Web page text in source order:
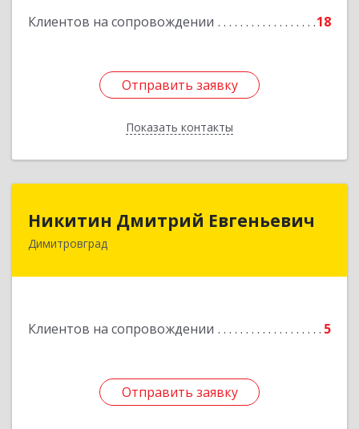
Клиентов на сопровождении 18
Отправить заявку
Показать контакты
Подробнее
Отправить заявку
Назад
Никитин Дмитрий Евгеньевич
Димитровград
Клиентов на сопровождении 5
Отправить заявку
Никитин Дмитрий Евгеньевич
Отправить заявку